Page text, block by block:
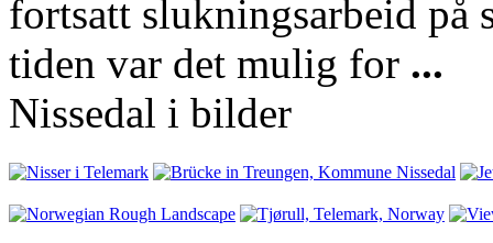
fortsatt slukningsarbeid på
tiden var det mulig for ...
Nissedal i bilder